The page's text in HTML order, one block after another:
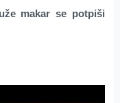
makar se potpiši